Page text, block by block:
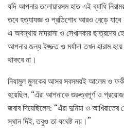
যদি আপনার তলোয়ারসম হাত এই ব্যাধি
তবে হত্যাযজ্ঞ ও প্রতিশোধ আরও বেড়ে যাবে।
এ অবস্থায় মাদরাসা ও সেখানকার ছাত্রদের
আপনার জন্য ইজ্জত ও মর্যাদা তখন হারাম
থাকবে না।
নিযামুল মুলকের আসর সবসময়ই আলেম ও
হয়েছিল, “এঁরা আপনাকে গুরুত্বপূর্ণ ও
জবাব দিয়েছিলেন: “এঁরা দুনিয়া ও
স্থান দিই, তবুও তা যথেষ্ট নয়।”